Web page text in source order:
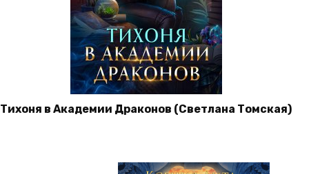
Тихоня в Академии Драконов (Светлана Томская)